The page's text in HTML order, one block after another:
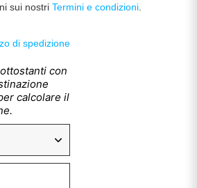
di spedizione
con
calcolare il
sui nostri Termini e condizioni